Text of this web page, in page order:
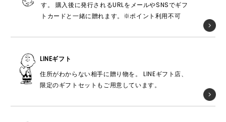
す。 購入後に発行されるURLをメールやSNSでギフ
トカードと一緒に贈れます。※ポイント利用不可
LINEギフト
住所がわからない相手に贈り物を。 LINEギフト店、
限定のギフトセットもご用意しています。